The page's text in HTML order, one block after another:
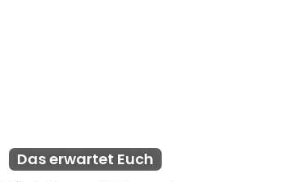
Das erwartet Euch